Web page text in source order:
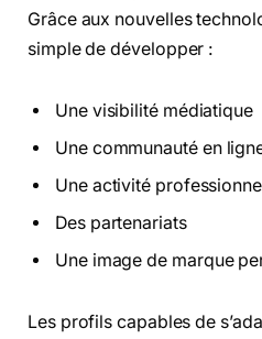
Grâce aux nouvelles
simple de développer :
Une visibilité médiatique
Une communauté en
Une activité
Des partenariats
Une image de marque
Les profils capables de